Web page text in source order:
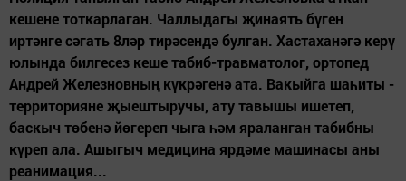
кешене тоткарлаган. Чаллыдагы җинаять бүген
иртәнге сәгать 8ләр тирәсендә булган. Хастаханәгә керү
юлында билгесез кеше табиб-травматолог, ортопед
Андрей Железновның күкрәгенә ата. Вакыйга шаһиты -
территорияне җыештыручы, ату тавышы ишетеп,
баскыч төбенә йөгереп чыга һәм яраланган табибны
күреп ала. Ашыгыч медицина ярдәме машинасы аны
реанимация...